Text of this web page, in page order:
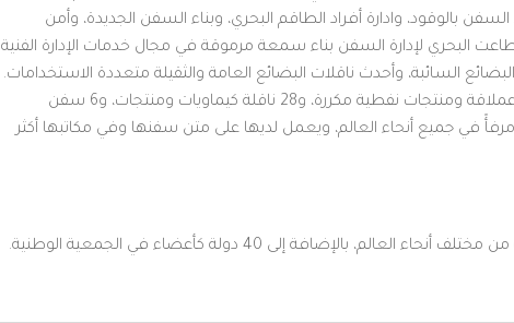
بالوقود، وادارة أفراد الطاقم البحري، وبناء السفن الجديدة، وأمن
الحافل بالإنجازات على مدى أكثر من 20 عاماً، استطاعت البحري لإدارة السفن بناء سمعة مرموقة في مجال خدمات الإدارة الفنية
السائبة، وأحدث ناقلات البضائع العامة والثقيلة متعددة الاستخدامات.
وتدير الشركة أسطولاً مكوناً من 89 ناقلة وسفينة، يتضمن 46 ناقلة نفط عملاقة ومنتجات نفطية مكررة، و28 ناقلة كيماويات ومنتجات، و6 سفن
متعددة الاستخدامات، و9 ناقلات للبضائع السائبة. كما تخدم أكثر من 150 مرفأً في جميع أنحاء العالم، ويعمل لديها على متن سفنها وفي مكاتبها أكثر